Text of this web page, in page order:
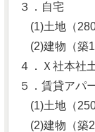
３．自宅
(1)土地（
(2)建物（築
４．Ｘ社本社
５．賃貸アパ
(1)土地（
(2)建物（築